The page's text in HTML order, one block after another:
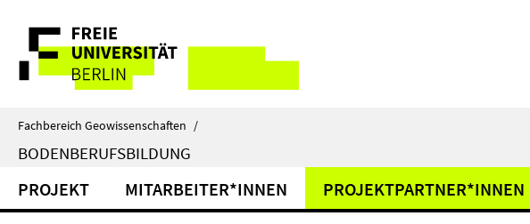
direkt
Inhalt
Service-
Navigation
Fachbereich Geowissenschaften /
BODENBERUFSBILDUNG
PROJEKT MITARBEITER*INNEN PROJEKTPARTNER*INNEN